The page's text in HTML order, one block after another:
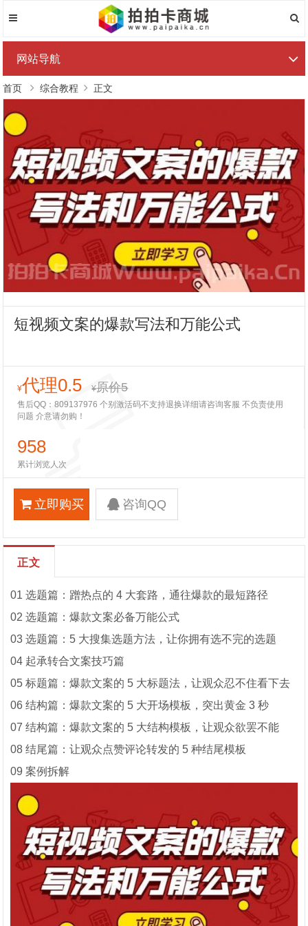
网站导航
首页 综合教程 正文
短视频文案的爆款写法和万能公式
¥代理0.5 ¥原价5
售后QQ：809137976 个别激活码不支持退换详细请咨询客服 不负责使用
问题 介意请勿购！
958
累计浏览人次
立即购买 咨询QQ
正文
01 选题篇：蹭热点的 4 大套路，通往爆款的最短路径
02 选题篇：爆款文案必备万能公式
03 选题篇：5 大搜集选题方法，让你拥有选不完的选题
04 起承转合文案技巧篇
05 标题篇：爆款文案的 5 大标题法，让观众忍不住看下去
06 结构篇：爆款文案的 5 大开场模板，突出黄金 3 秒
07 结构篇：爆款文案的 5 大结构模板，让观众欲罢不能
08 结尾篇：让观众点赞评论转发的 5 种结尾模板
09 案例拆解